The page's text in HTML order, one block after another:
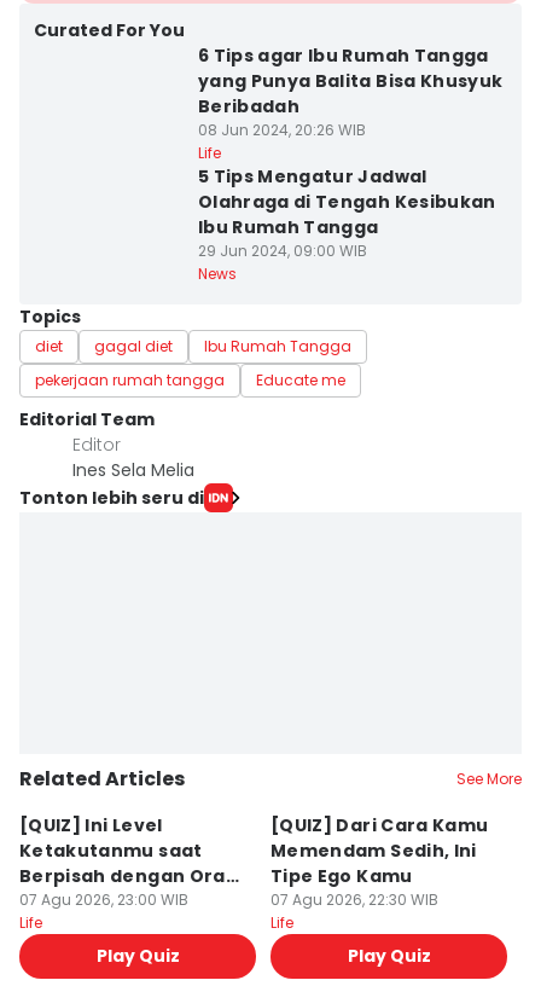
Curated For You
6 Tips agar Ibu Rumah Tangga
yang Punya Balita Bisa Khusyuk
Beribadah
08 Jun 2024, 20:26 WIB
Life
5 Tips Mengatur Jadwal
Olahraga di Tengah Kesibukan
Ibu Rumah Tangga
29 Jun 2024, 09:00 WIB
News
Topics
diet gagal diet
Ibu Rumah Tangga
pekerjaan rumah tangga
Educate me
Editorial Team
Editor
Ines Sela Melia
Tonton lebih seru di
Related Articles See More
[QUIZ] Ini Level
Ketakutanmu saat
Berpisah dengan Orang
Lain
07 Agu 2026, 23:00 WIB
Life
Play Quiz
[QUIZ] Dari Cara Kamu
Memendam Sedih, Ini
Tipe Ego Kamu
07 Agu 2026, 22:30 WIB
Life
Play Quiz